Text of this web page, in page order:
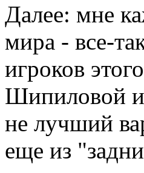
Далее: мне
мира - все-
игроков
Шипиловой и
не лучший
еще из